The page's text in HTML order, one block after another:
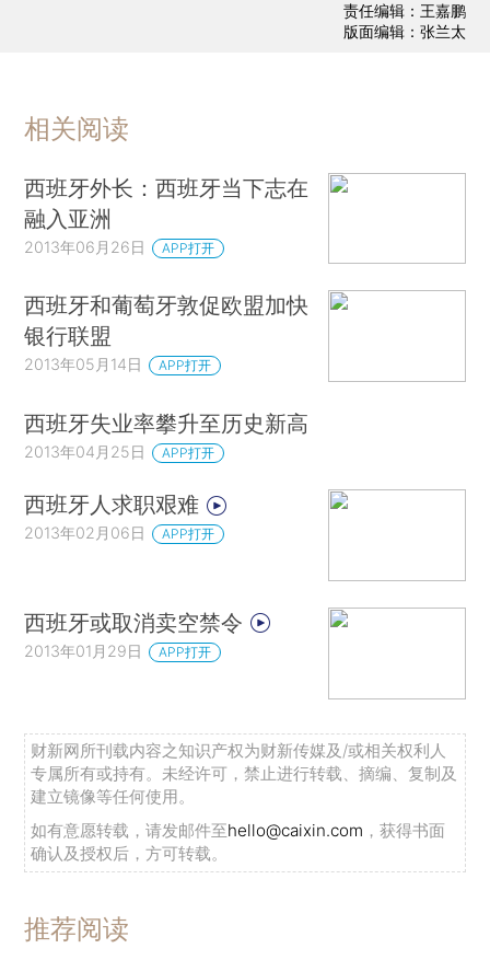
责任编辑：王嘉鹏
版面编辑：张兰太
相关阅读
西班牙外长：西班牙当下志在
融入亚洲
2013年06月26日 APP打开
西班牙和葡萄牙敦促欧盟加快
银行联盟
2013年05月14日 APP打开
西班牙失业率攀升至历史新高
2013年04月25日 APP打开
西班牙人求职艰难
2013年02月06日 APP打开
西班牙或取消卖空禁令
2013年01月29日 APP打开
财新网所刊载内容之知识产权为财新传媒及/或相关权利人
专属所有或持有。未经许可，禁止进行转载、摘编、复制及
建立镜像等任何使用。
如有意愿转载，请发邮件至hello@caixin.com ，获得书面
确认及授权后，方可转载。
推荐阅读